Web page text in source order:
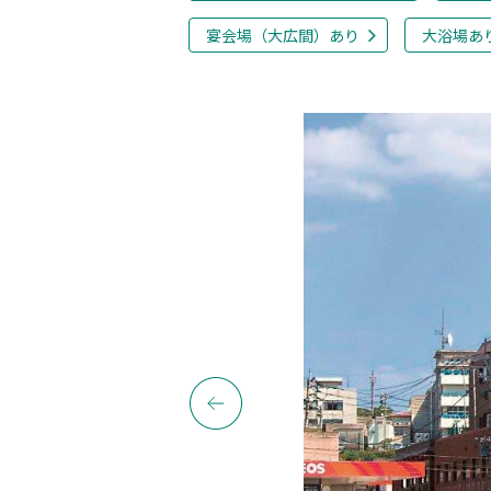
宴会場（大広間）あり 大浴場あ